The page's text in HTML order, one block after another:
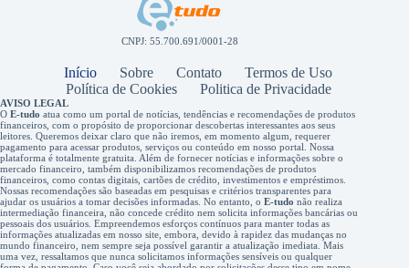
CNPJ: 55.700.691/0001-28
Início Sobre Contato
Termos de Uso
Política de Cookies
Politica de Privacidade
AVISO LEGAL
O E-tudo atua como um portal de notícias, tendências e recomendações de produtos
financeiros, com o propósito de proporcionar descobertas interessantes aos seus
leitores. Queremos deixar claro que não iremos, em momento algum, requerer
pagamento para acessar produtos, serviços ou conteúdo em nosso portal. Nossa
plataforma é totalmente gratuita. Além de fornecer notícias e informações sobre o
mercado financeiro, também disponibilizamos recomendações de produtos
financeiros, como contas digitais, cartões de crédito, investimentos e empréstimos.
Nossas recomendações são baseadas em pesquisas e critérios transparentes para
ajudar os usuários a tomar decisões informadas. No entanto, o E-tudo não realiza
intermediação financeira, não concede crédito nem solicita informações bancárias ou
pessoais dos usuários. Empreendemos esforços contínuos para manter todas as
informações atualizadas em nosso site, embora, devido à rapidez das mudanças no
mundo financeiro, nem sempre seja possível garantir a atualização imediata. Mais
uma vez, ressaltamos que nunca solicitamos informações sensíveis ou qualquer